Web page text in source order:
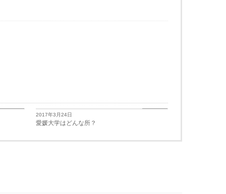
2017年3月24日
愛媛大学はどんな所？